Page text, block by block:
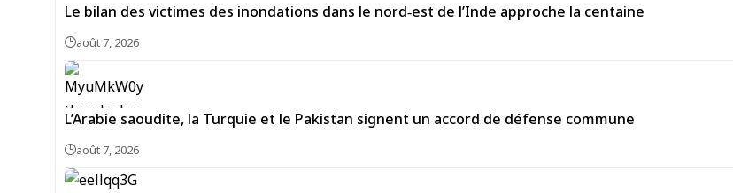
Le bilan des victimes des inondations dans le nord‑est de l’Inde approche la centaine
août 7, 2026
L’Arabie saoudite, la Turquie et le Pakistan signent un accord de défense commune
août 7, 2026